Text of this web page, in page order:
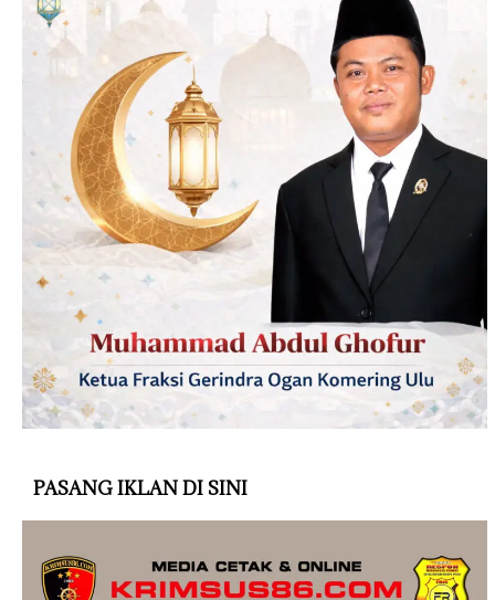
PASANG IKLAN DI SINI